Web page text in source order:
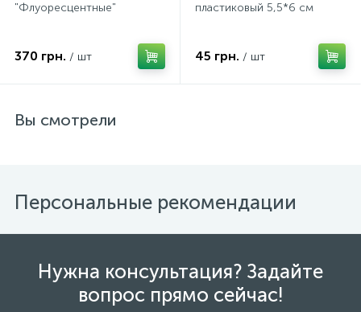
"Флуоресцентные"
370 грн. / шт
пластиковый 5,5*6 см
45 грн. / шт
Вы смотрели
Персональные рекомендации
Нужна консультация? Задайте
вопрос прямо сейчас!